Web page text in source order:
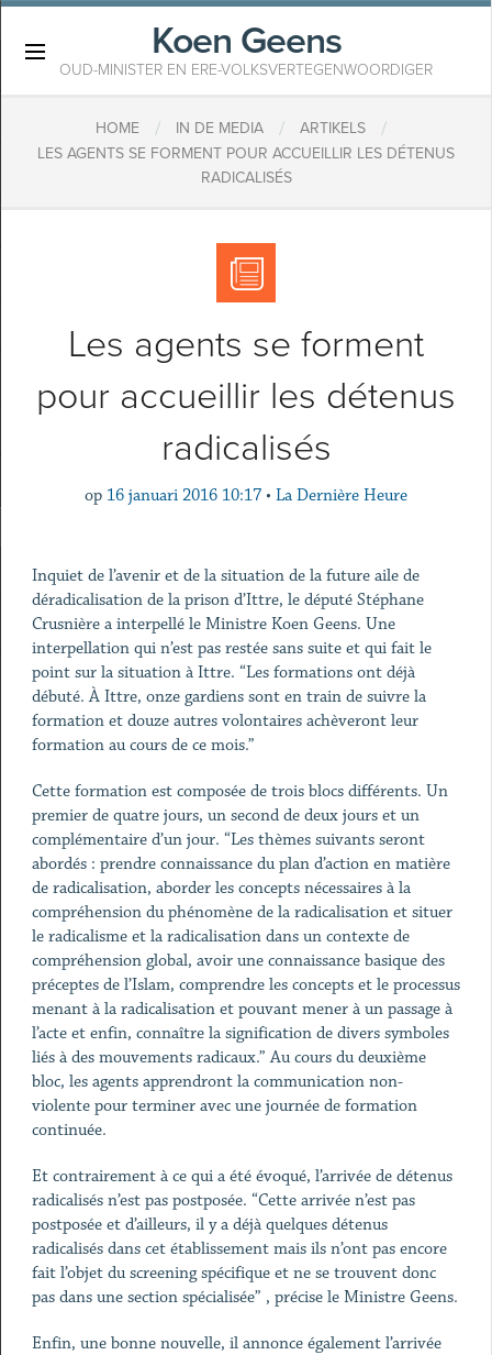
Koen Geens
OUD-MINISTER EN ERE-VOLKSVERTEGENWOORDIGER
HOME / IN DE MEDIA / ARTIKELS /
LES AGENTS SE FORMENT POUR ACCUEILLIR LES DÉTENUS
RADICALISÉS
Les agents se forment
pour accueillir les détenus
radicalisés
op 16 januari 2016 10:17 • La Dernière Heure
Inquiet de l’avenir et de la situation de la future aile de
déradicalisation de la prison d’Ittre, le député Stéphane
Crusnière a interpellé le Ministre Koen Geens. Une
interpellation qui n’est pas restée sans suite et qui fait le
point sur la situation à Ittre. “Les formations ont déjà
débuté. À Ittre, onze gardiens sont en train de suivre la
formation et douze autres volontaires achèveront leur
formation au cours de ce mois.”
Cette formation est composée de trois blocs différents. Un
premier de quatre jours, un second de deux jours et un
complémentaire d’un jour. “Les thèmes suivants seront
abordés : prendre connaissance du plan d’action en matière
de radicalisation, aborder les concepts nécessaires à la
compréhension du phénomène de la radicalisation et situer
le radicalisme et la radicalisation dans un contexte de
compréhension global, avoir une connaissance basique des
préceptes de l’Islam, comprendre les concepts et le processus
menant à la radicalisation et pouvant mener à un passage à
l’acte et enfin, connaître la signification de divers symboles
liés à des mouvements radicaux.” Au cours du deuxième
bloc, les agents apprendront la communication non-
violente pour terminer avec une journée de formation
continuée.
Et contrairement à ce qui a été évoqué, l’arrivée de détenus
radicalisés n’est pas postposée. “Cette arrivée n’est pas
postposée et d’ailleurs, il y a déjà quelques détenus
radicalisés dans cet établissement mais ils n’ont pas encore
fait l’objet du screening spécifique et ne se trouvent donc
pas dans une section spécialisée” , précise le Ministre Geens.
Enfin, une bonne nouvelle, il annonce également l’arrivée